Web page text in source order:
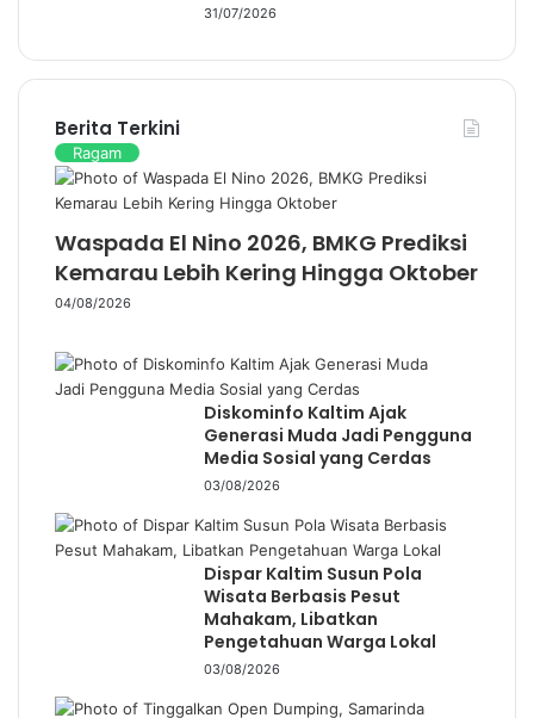
31/07/2026
Berita Terkini
Ragam
Waspada El Nino 2026, BMKG Prediksi
Kemarau Lebih Kering Hingga Oktober
04/08/2026
Diskominfo Kaltim Ajak
Generasi Muda Jadi Pengguna
Media Sosial yang Cerdas
03/08/2026
Dispar Kaltim Susun Pola
Wisata Berbasis Pesut
Mahakam, Libatkan
Pengetahuan Warga Lokal
03/08/2026